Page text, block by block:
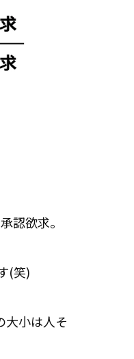
認欲求。
(笑)
大小は人そ